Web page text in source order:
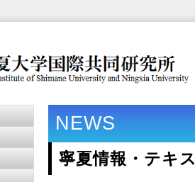
NEWS
寧夏情報・テキ